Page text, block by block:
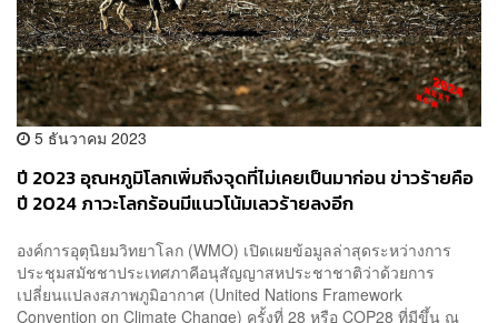
5 ธันวาคม 2023
ปี 2023 อุณหภูมิโลกเพิ่มถึงจุดที่ไม่เคยเป็นมาก่อน ข่าวร้ายคือ
ปี 2024 ภาวะโลกร้อนมีแนวโน้มเลวร้ายลงอีก
องค์การอุตุนิยมวิทยาโลก (WMO) เปิดเผยข้อมูลล่าสุดระหว่างการ
ประชุมสมัชชาประเทศภาคีอนุสัญญาสหประชาชาติว่าด้วยการ
เปลี่ยนแปลงสภาพภูมิอากาศ (United Nations Framework
Convention on Climate Change) ครั้งที่ 28 หรือ COP28 ที่มีขึ้น ณ